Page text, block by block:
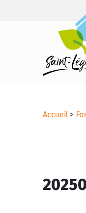
Accueil >